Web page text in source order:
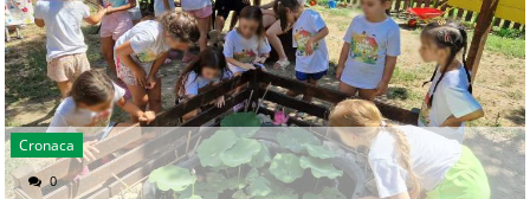
Cronaca
0